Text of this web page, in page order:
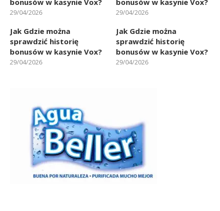
29/04/2026 29/04/2026
Jak Gdzie można
sprawdzić historię
bonusów w kasynie Vox?
29/04/2026
Jak Gdzie można
sprawdzić historię
bonusów w kasynie Vox?
29/04/2026